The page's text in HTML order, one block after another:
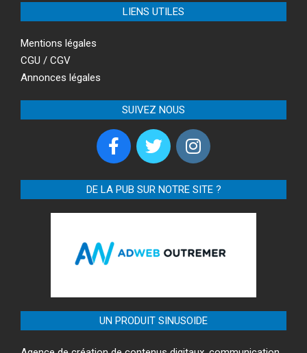
LIENS UTILES
Mentions légales
CGU / CGV
Annonces légales
SUIVEZ NOUS
DE LA PUB SUR NOTRE SITE ?
UN PRODUIT SINUSOIDE